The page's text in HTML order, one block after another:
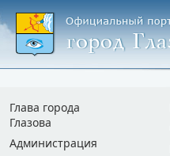
Глава города
Глазова
Администрация